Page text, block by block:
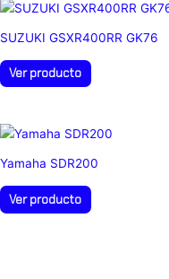
SUZUKI GSXR400RR GK76
Ver producto
Yamaha SDR200
Ver producto